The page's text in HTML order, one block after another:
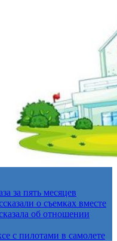
за пять месяцев
о съемках вместе
об отношении
с пилотами в самолете